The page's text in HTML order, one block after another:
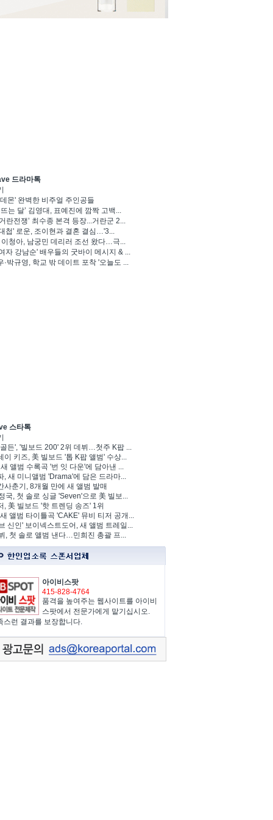
드라마톡
몬' 완벽한 비주얼 주인공들
뜨는 달’ 김영대, 표예진에 깜짝 고백...
란전쟁’ 최수종 본격 등장...거란군 2...
첩' 로운, 조이현과 결혼 결심…'3...
이청아, 남궁민 데리러 조선 왔다…극...
자 강남순' 배우들의 굿바이 메시지 & ...
·박규영, 학교 밖 데이트 포착 '오늘도 ...
스타톡
든', '빌보드 200' 2위 데뷔…첫주 K팝 ...
이 키즈, 美 빌보드 '톱 K팝 앨범' 수상...
앨범 수록곡 '번 잇 다운'에 담아낸 ...
, 새 미니앨범 'Drama'에 담은 드라마...
사춘기, 8개월 만에 새 앨범 발매
국, 첫 솔로 싱글 'Seven'으로 美 빌보...
, 美 빌보드 '핫 트렌딩 송즈' 1위
새 앨범 타이틀곡 'CAKE' 뮤비 티저 공개...
신인' 보이넥스트도어, 새 앨범 트레일...
, 첫 솔로 앨범 낸다…민희진 총괄 프...
아이비스팟
415-828-4764
품격을 높여주는 웹사이트를 아이비
스팟에서 전문가에게 맡기십시오.
스런 결과를 보장합니다.